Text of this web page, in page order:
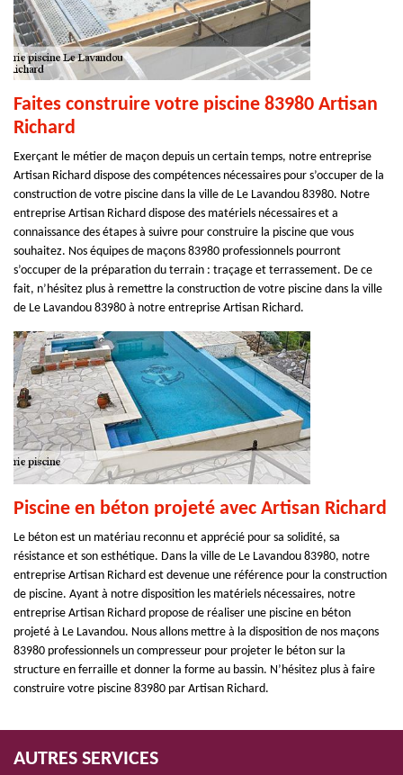
Faites construire votre piscine 83980 Artisan
Richard
Exerçant le métier de maçon depuis un certain temps, notre entreprise
Artisan Richard dispose des compétences nécessaires pour s’occuper de la
construction de votre piscine dans la ville de Le Lavandou 83980. Notre
entreprise Artisan Richard dispose des matériels nécessaires et a
connaissance des étapes à suivre pour construire la piscine que vous
souhaitez. Nos équipes de maçons 83980 professionnels pourront
s’occuper de la préparation du terrain : traçage et terrassement. De ce
fait, n’hésitez plus à remettre la construction de votre piscine dans la ville
de Le Lavandou 83980 à notre entreprise Artisan Richard.
Piscine en béton projeté avec Artisan Richard
Le béton est un matériau reconnu et apprécié pour sa solidité, sa
résistance et son esthétique. Dans la ville de Le Lavandou 83980, notre
entreprise Artisan Richard est devenue une référence pour la construction
de piscine. Ayant à notre disposition les matériels nécessaires, notre
entreprise Artisan Richard propose de réaliser une piscine en béton
projeté à Le Lavandou. Nous allons mettre à la disposition de nos maçons
83980 professionnels un compresseur pour projeter le béton sur la
structure en ferraille et donner la forme au bassin. N’hésitez plus à faire
construire votre piscine 83980 par Artisan Richard.
AUTRES SERVICES